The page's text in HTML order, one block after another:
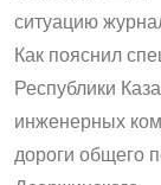
ситуацию
Как пояснил
Республики
инженерных
дороги общего